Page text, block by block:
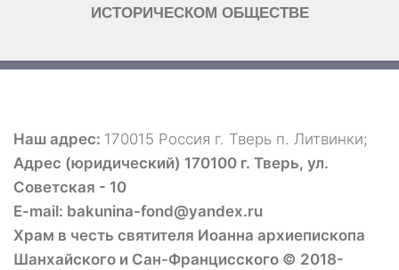
ИСТОРИЧЕСКОМ ОБЩЕСТВЕ
Наш адрес: 170015 Россия г. Тверь п. Литвинки;
Адрес (юридический) 170100 г. Тверь, ул.
Советская - 10
E-mail: bakunina-fond@yandex.ru
Храм в честь святителя Иоанна архиепископа
Шанхайского и Сан-Францисского © 2018-